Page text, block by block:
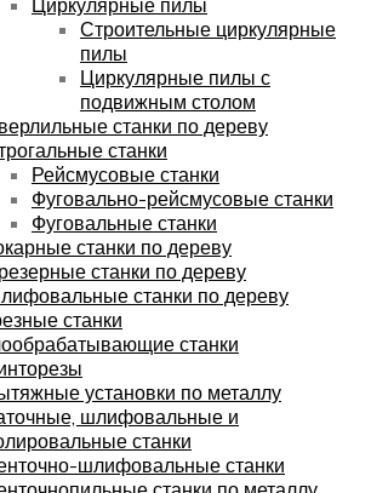
Строительные циркулярные
пилы
Циркулярные пилы с
подвижным столом
станки по дереву
станки
Рейсмусовые станки
Фуговально-рейсмусовые станки
Фуговальные станки
станки по дереву
станки по дереву
станки по дереву
станки
станки
установки по металлу
шлифовальные и
станки
шлифовальные станки